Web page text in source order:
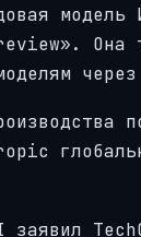
Она
заявил